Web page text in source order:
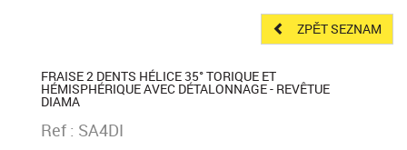
ZPĚT SEZNAM
FRAISE 2 DENTS HÉLICE 35° TORIQUE ET
HÉMISPHÉRIQUE AVEC DÉTALONNAGE - REVÊTUE
DIAMA
Ref : SA4DI